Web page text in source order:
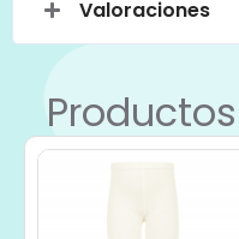
Valoraciones